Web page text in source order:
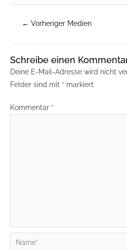
← Vorheriger Medien
Schreibe einen
Deine E-Mail-Adresse wird nicht
Felder sind mit * markiert
Kommentar *
Name*